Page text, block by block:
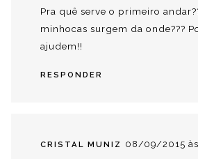
Pra quê serve o primeiro
minhocas surgem da onde???
ajudem!!
RESPONDER
CRISTAL MUNIZ 08/09/2015 às